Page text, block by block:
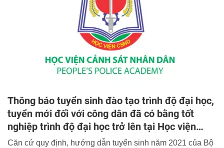
Thông báo tuyển sinh đào tạo trình độ đại học,
tuyển mới đối với công dân đã có bằng tốt
nghiệp trình độ đại học trở lên tại Học viện
CSND
Căn cứ quy định, hướng dẫn tuyển sinh năm 2021 của Bộ